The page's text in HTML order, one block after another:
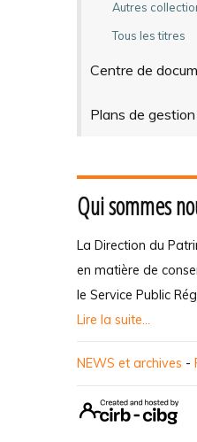
Autres
Tous les titres
Centre de
Plans de
Qui sommes
La Direction du
en matière de
le Service Public
Lire la suite...
NEWS et archives -